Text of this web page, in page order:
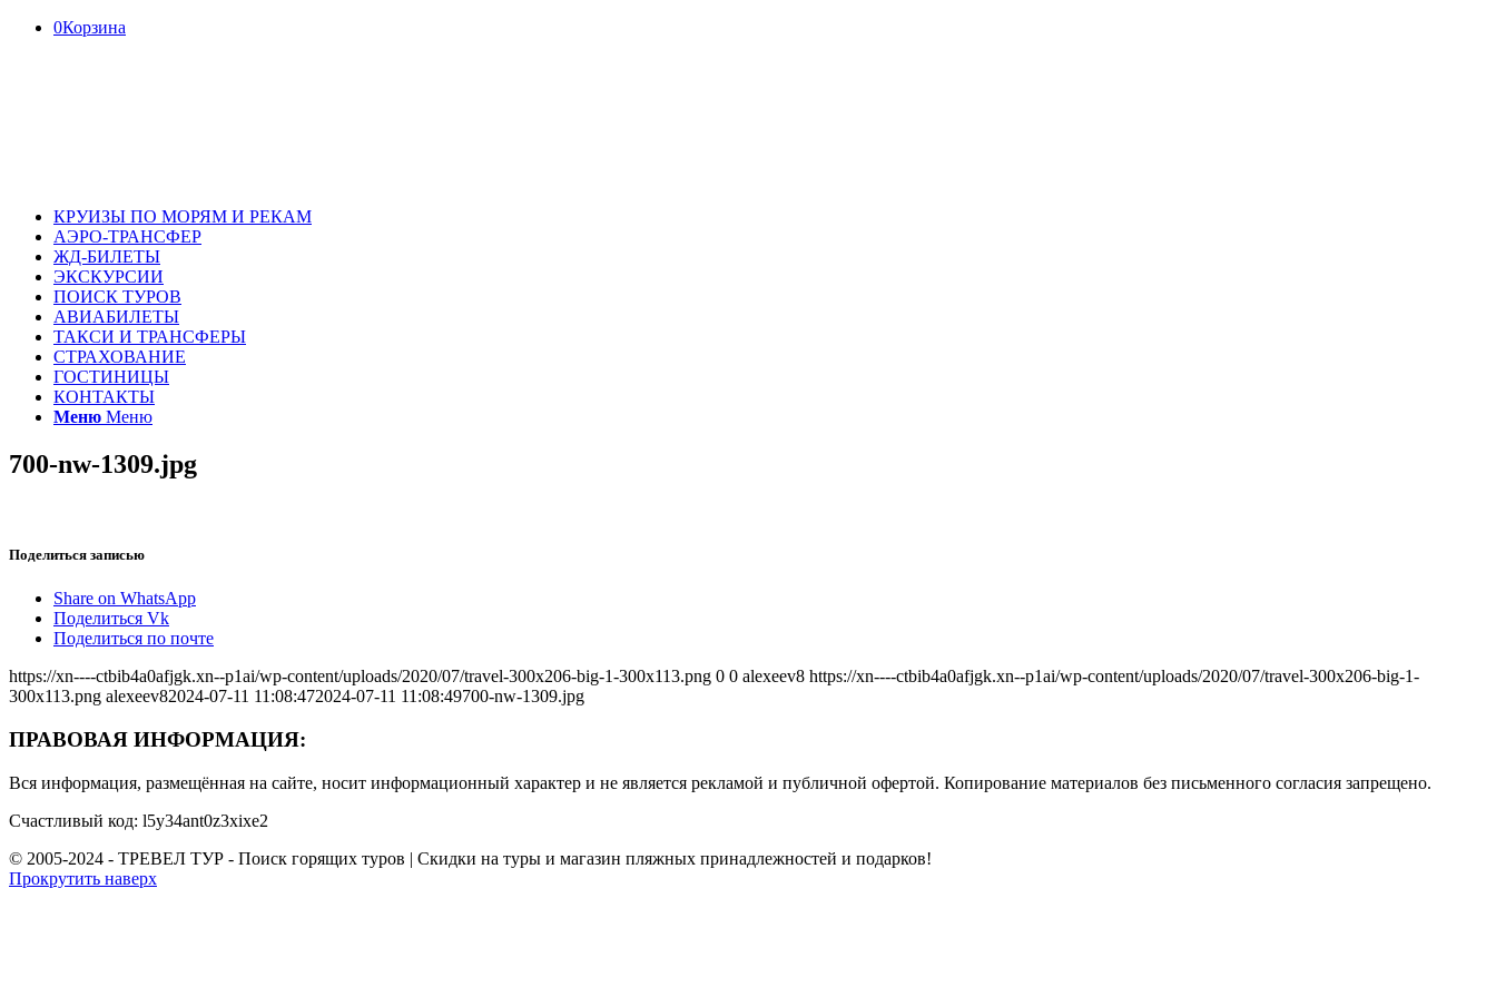
0Корзина
КРУИЗЫ ПО МОРЯМ И РЕКАМ
АЭРО-ТРАНСФЕР
ЖД-БИЛЕТЫ
ЭКСКУРСИИ
ПОИСК ТУРОВ
АВИАБИЛЕТЫ
ТАКСИ И ТРАНСФЕРЫ
СТРАХОВАНИЕ
ГОСТИНИЦЫ
КОНТАКТЫ
Меню Меню
700-nw-1309.jpg
Поделиться записью
Share on WhatsApp
Поделиться Vk
Поделиться по почте
https://xn----ctbib4a0afjgk.xn--p1ai/wp-content/uploads/2020/07/travel-300x206-big-1-300x113.png 0 0 alexeev8 https://xn----ctbib4a0afjgk.xn--p1ai/wp-content/uploads/2020/07/travel-300x206-big-1-
300x113.png alexeev82024-07-11 11:08:472024-07-11 11:08:49700-nw-1309.jpg
ПРАВОВАЯ ИНФОРМАЦИЯ:
Вся информация, размещённая на сайте, носит информационный характер и не является рекламой и публичной офертой. Копирование материалов без письменного согласия запрещено.
Счастливый код: l5y34ant0z3xixe2
© 2005-2024 - ТРЕВЕЛ ТУР - Поиск горящих туров | Скидки на туры и магазин пляжных принадлежностей и подарков!
Прокрутить наверх